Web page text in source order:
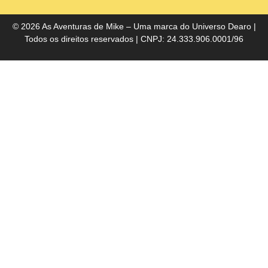
© 2026 As Aventuras de Mike – Uma marca do Universo Dearo|
Todos os direitos reservados | CNPJ: 24.333.906.0001/96